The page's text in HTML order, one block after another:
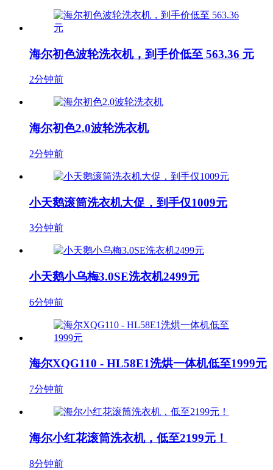
海尔初色波轮洗衣机，到手价低至 563.36 元
2分钟前
海尔初色2.0波轮洗衣机
2分钟前
小天鹅滚筒洗衣机大促，到手仅1009元
3分钟前
小天鹅小乌梅3.0SE洗衣机2499元
6分钟前
海尔XQG110 - HL58E1洗烘一体机低至1999元
7分钟前
海尔小红花滚筒洗衣机，低至2199元！
8分钟前